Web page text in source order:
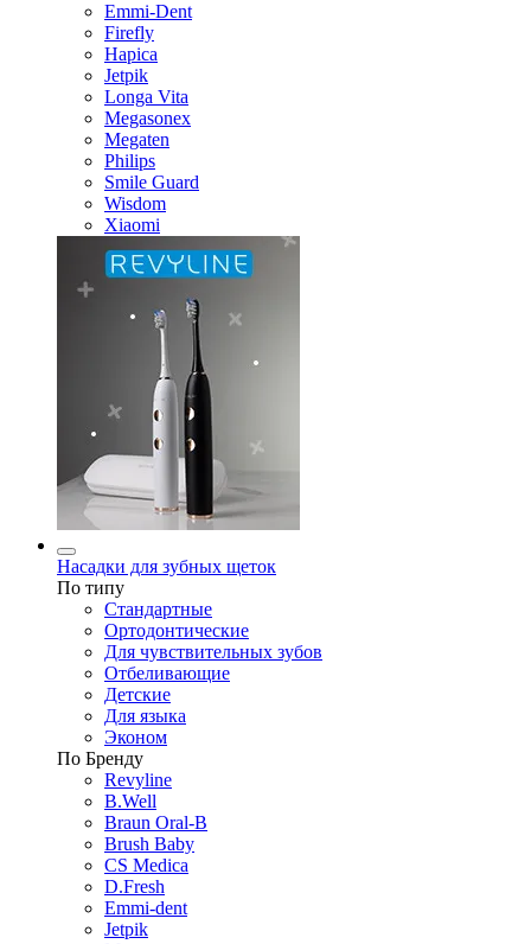
Emmi-Dent
Firefly
Hapica
Jetpik
Longa Vita
Megasonex
Megaten
Philips
Smile Guard
Wisdom
Xiaomi
Насадки для зубных щеток
По типу
Стандартные
Ортодонтические
Для чувствительных зубов
Отбеливающие
Детские
Для языка
Эконом
По Бренду
Revyline
B.Well
Braun Oral-B
Brush Baby
CS Medica
D.Fresh
Emmi-dent
Jetpik